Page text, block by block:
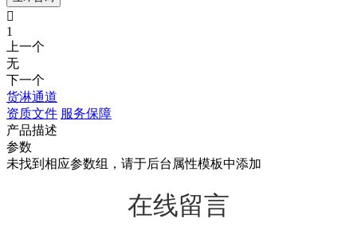

1
上一个
无
下一个
货淋通道
资质文件 服务保障
产品描述
参数
未找到相应参数组，请于后台属性模板中添加
在线留言